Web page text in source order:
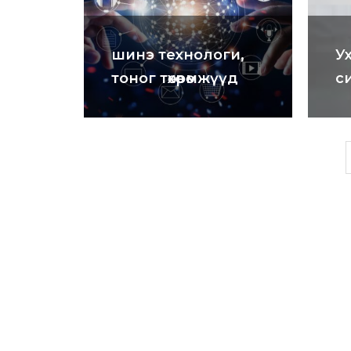
шинэ технологи,
тоног төхөөрөмжүүд